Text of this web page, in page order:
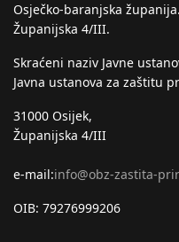
Osječko-baranjska
Županijska 4/III.
Skraćeni naziv Javne
Javna ustanova za zaštitu
31000 Osijek,
Županijska 4/III
e-mail:info@obz-zastita-
OIB: 79276999206